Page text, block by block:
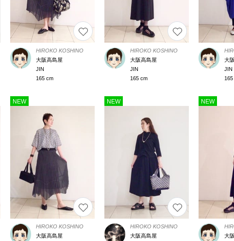
HIROKO KOSHINO
大阪高島屋
JIN
165 cm
HIROKO KOSHINO
大阪高島屋
JIN
165 cm
大
JIN
NEW
HIROKO KOSHINO
大阪高島屋
NEW
HIROKO KOSHINO
大阪高島屋
NEW
大